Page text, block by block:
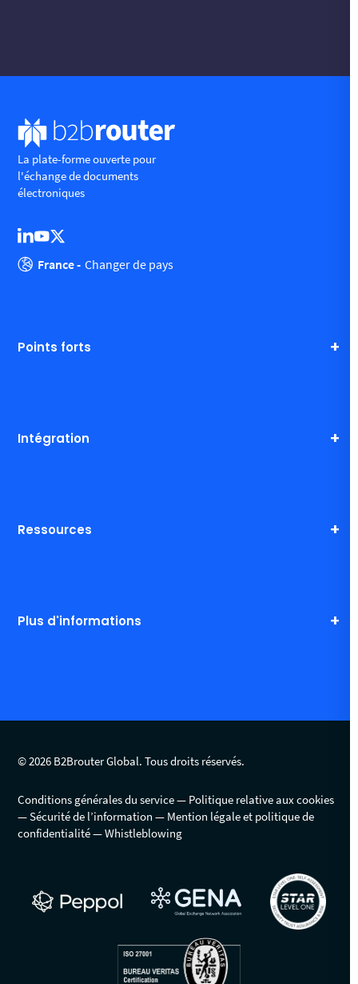
La plate-forme ouverte pour
l'échange de documents
électroniques
France - Changer de pays
Points forts
Intégration
Ressources
Plus d'informations
© 2026 B2Brouter Global. Tous droits réservés.
Conditions générales du service
Politique relative aux cookies
Sécurité de l’information
Mention légale et politique de
confidentialité
Whistleblowing